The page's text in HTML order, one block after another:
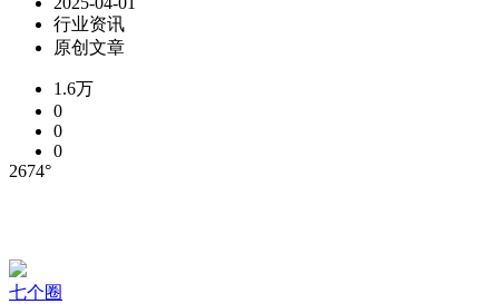
行业资讯
原创文章
1.6万
0
0
0
2674°
七个圈